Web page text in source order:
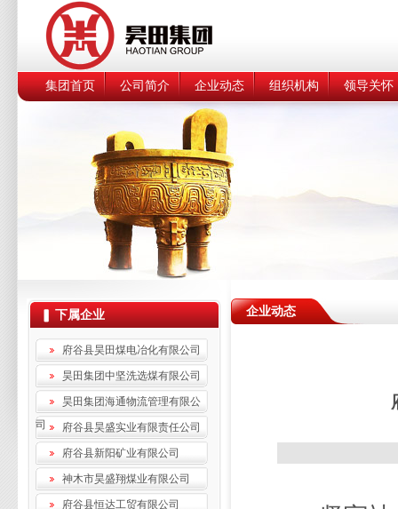
集团首页 公司简介 企业动态 组织机构 领导关怀
下属企业
府谷县昊田煤电冶化有限公司
昊田集团中坚洗选煤有限公司
昊田集团海通物流管理有限公
司
府谷县昊盛实业有限责任公司
府谷县新阳矿业有限公司
神木市昊盛翔煤业有限公司
府谷县恒达工贸有限公司
企业动态